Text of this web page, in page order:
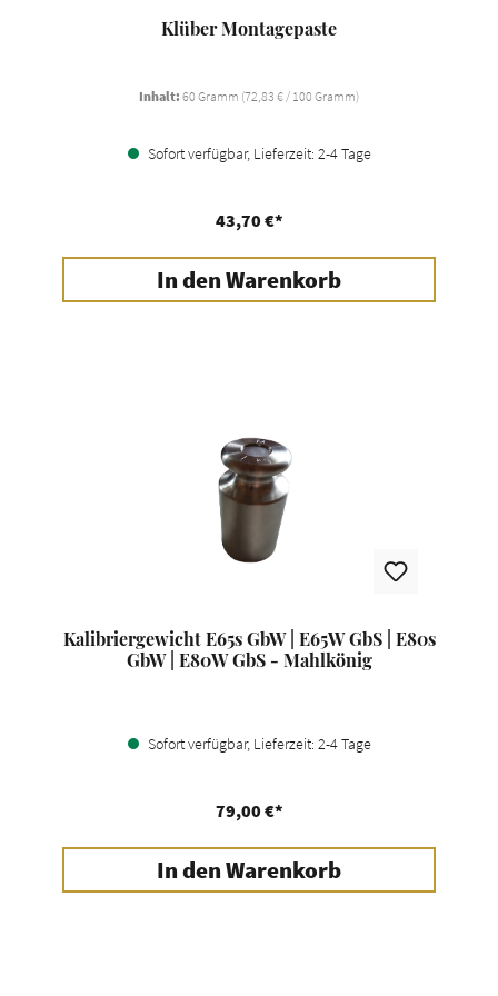
Klüber Montagepaste
Inhalt: 60 Gramm (72,83 € / 100 Gramm)
Sofort verfügbar, Lieferzeit: 2-4 Tage
43,70 €*
In den Warenkorb
Kalibriergewicht E65s GbW | E65W GbS | E80s
GbW | E80W GbS - Mahlkönig
Sofort verfügbar, Lieferzeit: 2-4 Tage
79,00 €*
In den Warenkorb